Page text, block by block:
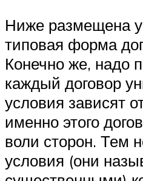
Ниже размещена
типовая форма
Конечно же, надо
каждый договор
условия зависят
именно этого
воли сторон. Тем
условия (они